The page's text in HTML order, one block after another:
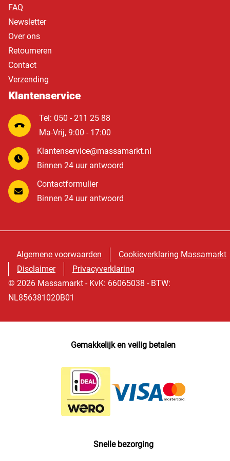
FAQ
Newsletter
Over ons
Retourneren
Contact
Verzending
Klantenservice
Tel: 050 - 211 25 88
Ma-Vrij, 9:00 - 17:00
Klantenservice@massamarkt.nl
Binnen 24 uur antwoord
Contactformulier
Binnen 24 uur antwoord
Algemene voorwaarden
Cookieverklaring Massamarkt
Disclaimer
Privacyverklaring
© 2026 Massamarkt - KvK: 66065038 - BTW:
NL856381020B01
Gemakkelijk en veilig betalen
Snelle bezorging